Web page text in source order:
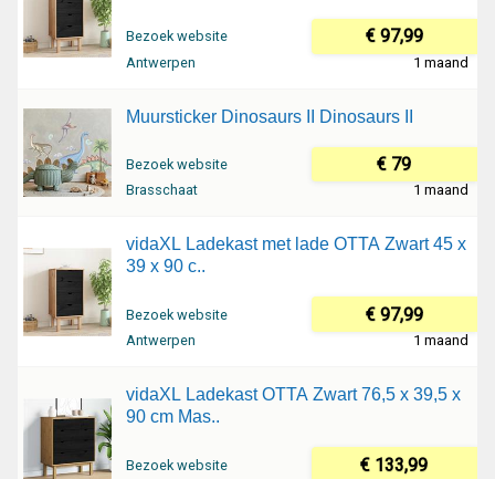
Bezoek website € 97,99
Antwerpen 1 maand
Muursticker Dinosaurs II Dinosaurs II
Bezoek website € 79
Brasschaat 1 maand
vidaXL Ladekast met lade OTTA Zwart 45 x
39 x 90 c..
Bezoek website € 97,99
Antwerpen 1 maand
vidaXL Ladekast OTTA Zwart 76,5 x 39,5 x
90 cm Mas..
Bezoek website € 133,99